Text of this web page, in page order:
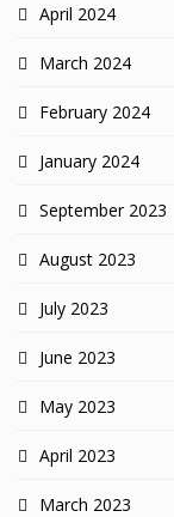
April 2024
March 2024
February 2024
January 2024
September 2023
August 2023
July 2023
June 2023
May 2023
April 2023
March 2023